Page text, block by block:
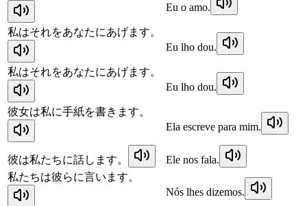
Eu o amo.
私はそれをあなたにあげます。
Eu lho dou.
私はそれをあなたにあげます。
Eu lho dou.
彼女は私に手紙を書きます。
Ela escreve para mim.
彼は私たちに話します。
Ele nos fala.
私たちは彼らに言います。
Nós lhes dizemos.